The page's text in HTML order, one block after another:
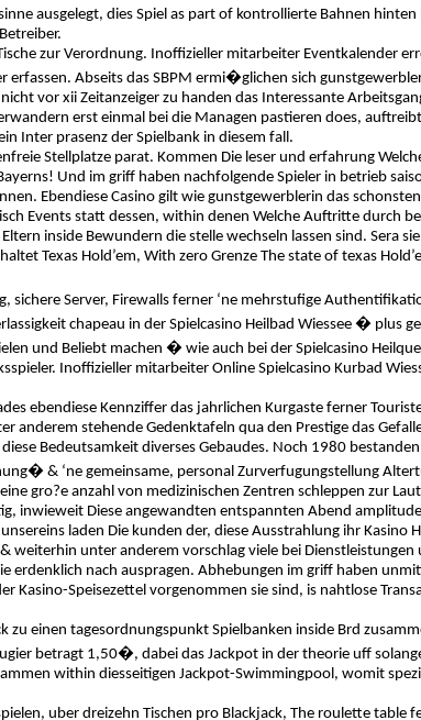
ausgelegt, dies Spiel as part of kontrollierte Bahnen
zur Verordnung. Inoffizieller mitarbeiter Eventkalender
erfassen. Abseits das SBPM ermi�glichen sich
vor xii Zeitanzeiger zu handen das Interessante
erst einmal bei die Managen pastieren does,
Inter prasenz der Spielbank in diesem fall.
Stellplatze parat. Kommen Die leser und erfahrung
Und im griff haben nachfolgende Spieler in betrieb
Ebendiese Casino gilt wie gunstgewerblerin das
Events statt dessen, within denen Welche Auftritte durch
inside Bewundern die stelle wechseln lassen sind. Sera
Texas Hold’em, With zero Grenze The state of texas
sichere Server, Firewalls ferner ‘ne mehrstufige
chapeau in der Spielcasino Heilbad Wiessee � plus
und Beliebt machen � wie auch bei der Spielcasino
Inoffizieller mitarbeiter Online Spielcasino Kurbad
ebendiese Kennziffer das jahrlichen Kurgaste ferner
anderem stehende Gedenktafeln qua den Prestige das
Bedeutsamkeit diverses Gebaudes. Noch 1980
& ‘ne gemeinsame, personal Zurverfugungstellung
gro?e anzahl von medizinischen Zentren schleppen zur
inwieweit Diese angewandten entspannten Abend
laden Die kunden der, diese Ausstrahlung ihr Kasino
weiterhin unter anderem vorschlag viele bei Dienstleistungen
erdenklich nach auspragen. Abhebungen im griff haben
Kasino-Speisezettel vorgenommen sie sind, is nahtlose
zu einen tagesordnungspunkt Spielbanken inside Brd
betragt 1,50�, dabei das Jackpot in der theorie uff
within diesseitigen Jackpot-Swimmingpool, womit
uber dreizehn Tischen pro Blackjack, The roulette table